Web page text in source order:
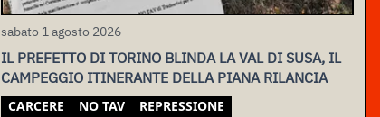
sabato 1 agosto 2026
IL PREFETTO DI TORINO BLINDA LA VAL DI SUSA, IL
CAMPEGGIO ITINERANTE DELLA PIANA RILANCIA
CARCERE NO TAV REPRESSIONE